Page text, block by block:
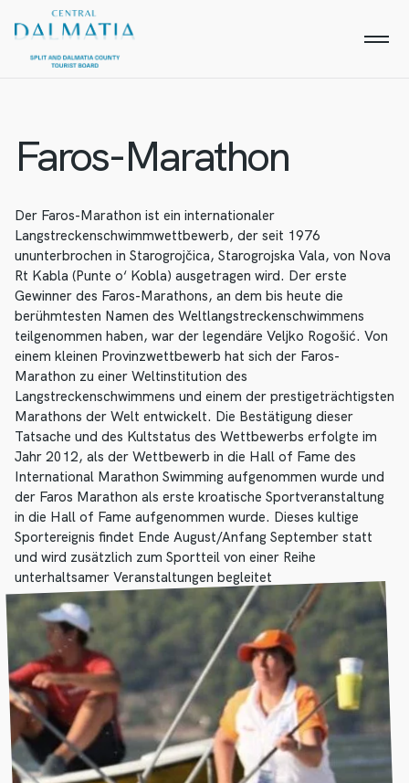
Faros-Marathon
Der Faros-Marathon ist ein internationaler
Langstreckenschwimmwettbewerb, der seit 1976
ununterbrochen in Starogrojčica, Starogrojska Vala, von Nova
Rt Kabla (Punte o‘ Kobla) ausgetragen wird. Der erste
Gewinner des Faros-Marathons, an dem bis heute die
berühmtesten Namen des Weltlangstreckenschwimmens
teilgenommen haben, war der legendäre Veljko Rogošić. Von
einem kleinen Provinzwettbewerb hat sich der Faros-
Marathon zu einer Weltinstitution des
Langstreckenschwimmens und einem der prestigeträchtigsten
Marathons der Welt entwickelt. Die Bestätigung dieser
Tatsache und des Kultstatus des Wettbewerbs erfolgte im
Jahr 2012, als der Wettbewerb in die Hall of Fame des
International Marathon Swimming aufgenommen wurde und
der Faros Marathon als erste kroatische Sportveranstaltung
in die Hall of Fame aufgenommen wurde. Dieses kultige
Sportereignis findet Ende August/Anfang September statt
und wird zusätzlich zum Sportteil von einer Reihe
unterhaltsamer Veranstaltungen begleitet